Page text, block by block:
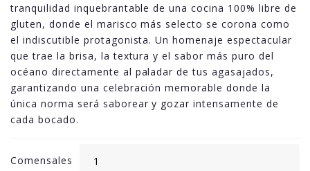
tranquilidad inquebrantable de una cocina 100% libre de
gluten, donde el marisco más selecto se corona como
el indiscutible protagonista. Un homenaje espectacular
que trae la brisa, la textura y el sabor más puro del
océano directamente al paladar de tus agasajados,
garantizando una celebración memorable donde la
única norma será saborear y gozar intensamente de
cada bocado.
Comensales